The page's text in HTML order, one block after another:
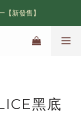
送一片！
新發售】
戰術奔尼帽
黑底